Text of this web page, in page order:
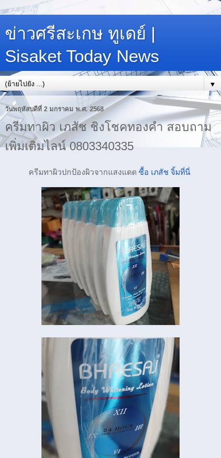
ข่าวศรีสะเกษ ทูเดย์ |
Sisaket Today News
▼
วันพฤหัสบดีที่ 2 มกราคม พ.ศ. 2568
ครีมทาผิว เภสัช ชิงโชคทองคำ สอบถาม
เพิ่มเติมไลน์ 0803340335
ครีมทาผิวปกป้องผิวจากแสงแดด ซื้อ เภสัช จิ้มที่นี่